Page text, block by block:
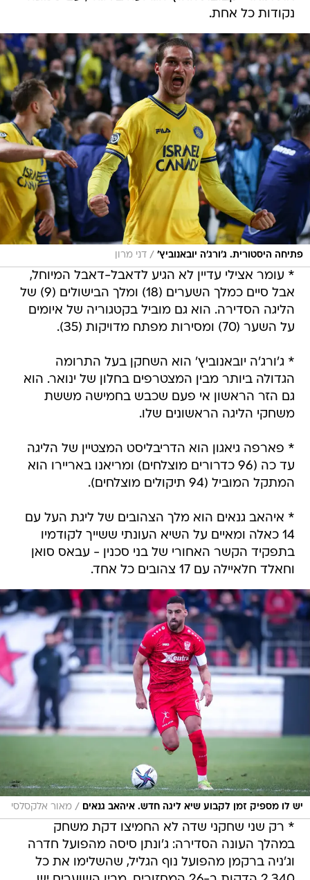
נקודות כל אחת.
פתיחה היסטורית. ג'ורג'ה יובאנוביץ' / דני מרון
* עומר אצילי עדיין לא הגיע לדאבל-דאבל המיוחל,
אבל סיים כמלך השערים (18) ומלך הבישולים (9) של
הליגה הסדירה. הוא גם מוביל בקטגוריה של איומים
על השער (70) ומסירות מפתח מדויקות (35).
* ג'ורג'ה יובאנוביץ' הוא השחקן בעל התרומה
הגדולה ביותר מבין המצטרפים בחלון של ינואר. הוא
גם הזר הראשון אי פעם שכבש בחמישה מששת
משחקי הליגה הראשונים שלו.
* פארפה גיאגון הוא הדריבליסט המצטיין של הליגה
עד כה (96 כדרורים מוצלחים) ומריאנו באריירו הוא
המתקל המוביל (94 תיקולים מוצלחים).
* איהאב גנאים הוא מלך הצהובים של ליגת העל עם
14 כאלה ומאיים על השיא העונתי ששייך לקודמיו
בתפקיד הקשר האחורי של בני סכנין - עבאס סואן
וחאלד חלאיילה עם 17 צהובים כל אחד.
יש לו מספיק זמן לקבוע שיא ליגה חדש. איהאב גנאים / מאור אלקסלסי
* רק שני שחקני שדה לא החמיצו דקת משחק
במהלך העונה הסדירה: ג'ונתן סיסה מהפועל חדרה
וג'ניה ברקמן מהפועל נוף הגליל, שהשלימו את כל